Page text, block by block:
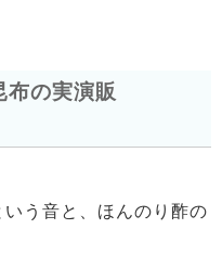
布の実演販
う音と、ほんのり酢の